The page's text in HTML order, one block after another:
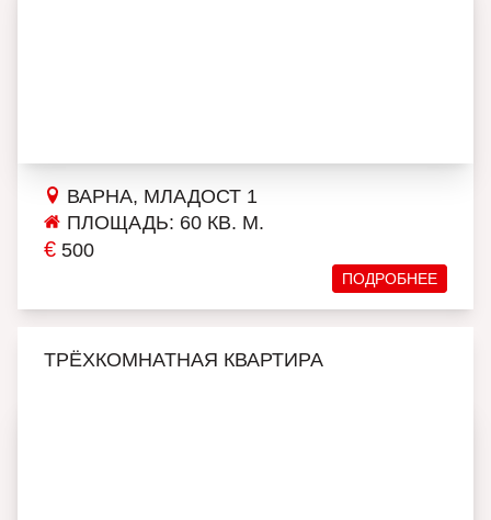
ВАРНА, МЛАДОСТ 1
ПЛОЩАДЬ: 60 КВ. М.
€ 500
ПОДРОБНЕЕ
ТРЁХКОМНАТНАЯ КВАРТИРА